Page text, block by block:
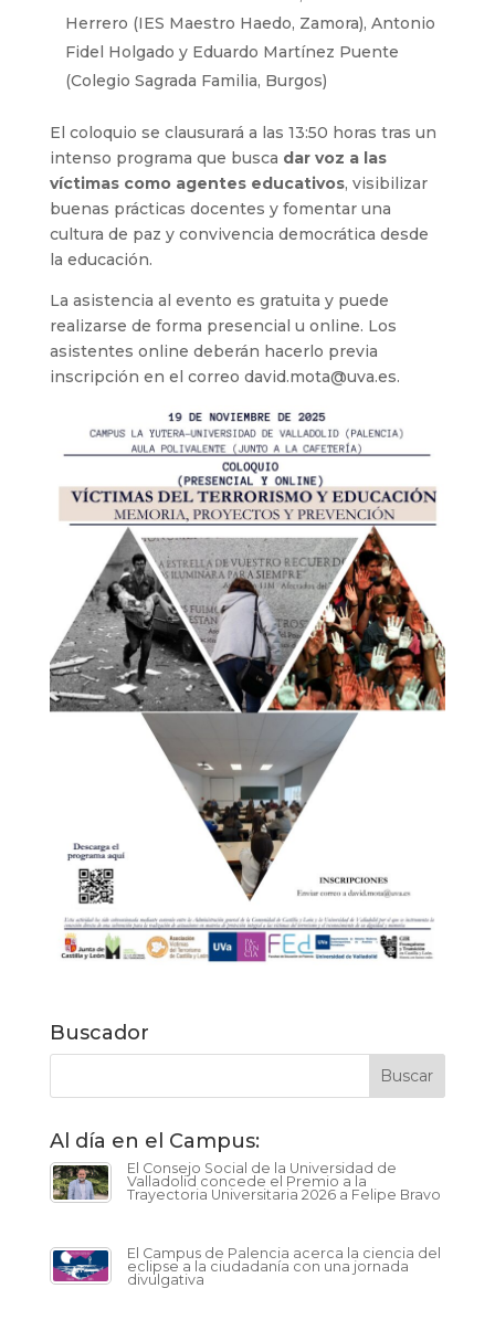
Herrero (IES Maestro Haedo, Zamora), Antonio
Fidel Holgado y Eduardo Martínez Puente
(Colegio Sagrada Familia, Burgos)
El coloquio se clausurará a las 13:50 horas tras un
intenso programa que busca dar voz a las
víctimas como agentes educativos, visibilizar
buenas prácticas docentes y fomentar una
cultura de paz y convivencia democrática desde
la educación.
La asistencia al evento es gratuita y puede
realizarse de forma presencial u online. Los
asistentes online deberán hacerlo previa
inscripción en el correo david.mota@uva.es.
Buscador
Al día en el Campus:
El Consejo Social de la Universidad de
Valladolid concede el Premio a la
Trayectoria Universitaria 2026 a Felipe Bravo
El Campus de Palencia acerca la ciencia del
eclipse a la ciudadanía con una jornada
divulgativa